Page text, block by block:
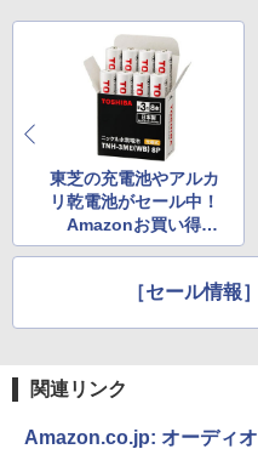
東芝の充電池やアルカ
リ乾電池がセール中！
Amazonお買い得情
報
［セール情報
関連リンク
Amazon.co.jp: オーディ